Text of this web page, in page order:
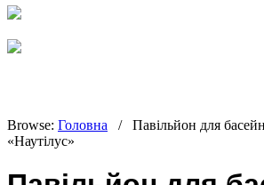
Browse: Головна /
Павільйон для
«Наутілус»